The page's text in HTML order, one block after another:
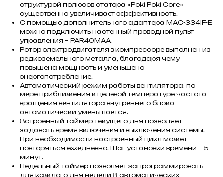
структурой полюсов статора «Poki Poki Core»
существенно увеличивает эффективность.
С помощью дополнительного адаптера MAC-334IF-E
можно подключить настенный проводной пульт
управления – PAR40MAA.
Ротор электродвигателя в компрессоре выполнен из
редкоземельного металла, благодаря чему
повышена мощность и уменьшено
энергопотребление.
Автоматический режим работы вентилятора: по
мере приближения к целевой температуре частота
вращения вентилятора внутреннего блока
автоматически уменьшается.
Встроенный таймер текущего дня позволяет
задавать время включения и выключения системы.
При необходимости настроенный цикл может
повторяться ежедневно. Шаг установки времени – 5
минут.
Недельный таймер позволяет запрограммировать
для каждого дня недели 8 автоматических